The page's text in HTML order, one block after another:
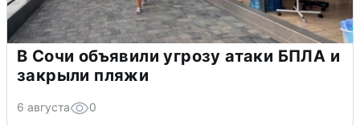
В Сочи объявили угрозу атаки БПЛА и
закрыли пляжи
6 августа 0